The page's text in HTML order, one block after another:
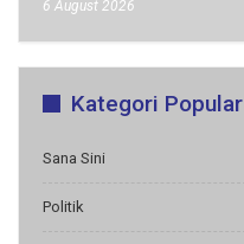
6 August 2026
Kategori Popular
Sana Sini
Politik